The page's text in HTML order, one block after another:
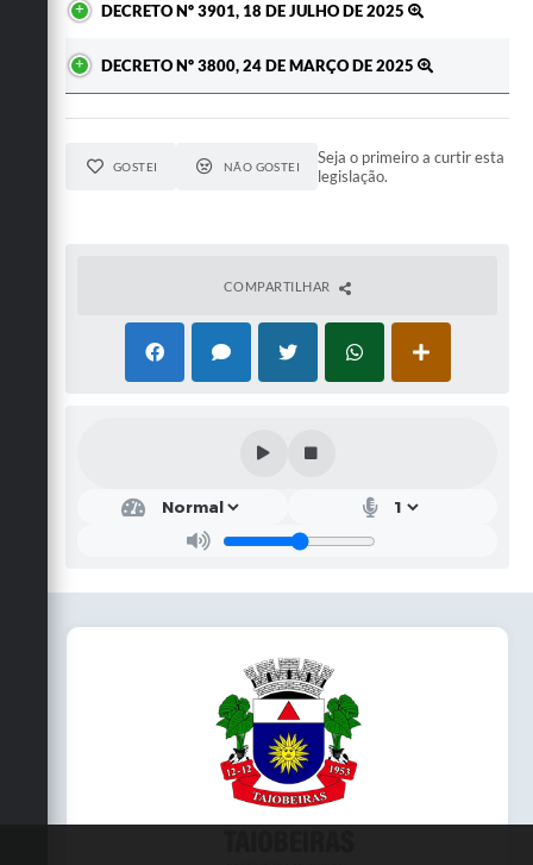
DECRETO Nº 3901, 18 DE JULHO DE 2025
DECRETO Nº 3800, 24 DE MARÇO DE 2025
GOSTEI NÃO GOSTEI
Seja o primeiro a curtir esta
legislação.
COMPARTILHAR